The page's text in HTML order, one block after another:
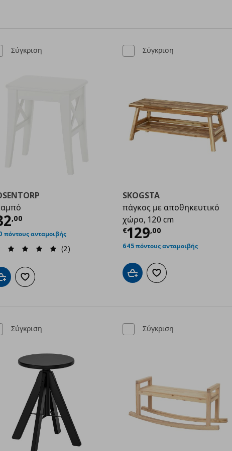
Σύγκριση
,00 τιμή € 32,00
πόντους ανταμοιβής
(2)
Προσθήκη στο καλάθι
Προσθήκη στα αγαπημένα
Σύγκριση
SKOGSTA
πάγκος με αποθηκευτικό
χώρο, 120 cm
€129,00
Τρέχουσα τιμή
645 πόντους ανταμοιβής
Προσθήκη στο καλάθι
Προσθήκη στα αγαπημένα
Σύγκριση Σύγκριση